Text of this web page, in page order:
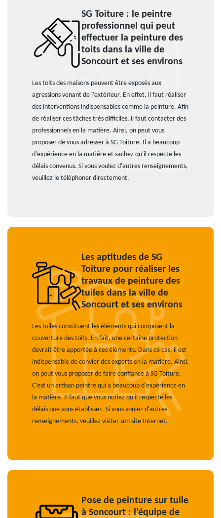
SG Toiture : le peintre
professionnel qui peut
effectuer la peinture des
toits dans la ville de
Soncourt et ses environs
Les toits des maisons peuvent être exposés aux
agressions venant de l'extérieur. En effet, il faut réaliser
des interventions indispensables comme la peinture. Afin
de réaliser ces tâches très difficiles, il faut contacter des
professionnels en la matière. Ainsi, on peut vous
proposer de vous adresser à SG Toiture. Il a beaucoup
d'expérience en la matière et sachez qu'il respecte les
délais convenus. Si vous voulez d'autres renseignements,
veuillez le téléphoner directement.
Les aptitudes de SG
Toiture pour réaliser les
travaux de peinture des
tuiles dans la ville de
Soncourt et ses environs
Les tuiles constituent les éléments qui composent la
couverture des toits. En fait, une certaine protection
devrait être apportée à ces éléments. Dans ce cas, il est
indispensable de convier des experts en la matière. Ainsi,
on peut vous proposer de faire confiance à SG Toiture.
C'est un artisan peintre qui a beaucoup d'expérience en
la matière. Il faut que vous notiez qu'il respecte les
délais que vous établissez. Si vous voulez d'autres
renseignements, veuillez visiter son site Internet.
Pose de peinture sur tuile
à Soncourt : l’équipe de